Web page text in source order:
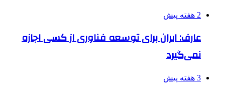
2 هفته پیش
عارف: ایران برای توسعه فناوری از کسی اجازه
نمی‌گیرد
3 هفته پیش